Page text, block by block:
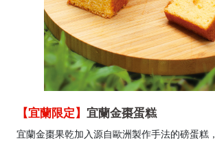
【宜蘭限定】 宜蘭金棗蛋糕
宜蘭金棗果乾加入源自歐洲製作手法的磅蛋糕